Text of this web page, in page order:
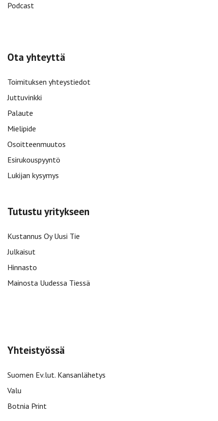
Podcast
Ota yhteyttä
Toimituksen yhteystiedot
Juttuvinkki
Palaute
Mielipide
Osoitteenmuutos
Esirukouspyyntö
Lukijan kysymys
Tutustu yritykseen
Kustannus Oy Uusi Tie
Julkaisut
Hinnasto
Mainosta Uudessa Tiessä
Yhteistyössä
Suomen Ev.lut. Kansanlähetys
Valu
Botnia Print